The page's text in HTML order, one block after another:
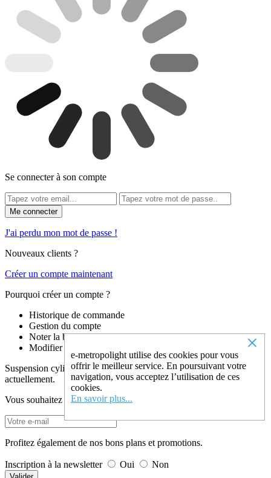
×
e-metropolight utilise des cookies pour vous
offrir le meilleur service. En poursuivant votre
navigation, vous acceptez l’utilisation de ces
cookies.
En savoir plus...
Se connecter à son compte
Me connecter
J'ai perdu mon mot de passe !
Nouveaux clients ?
Créer un compte maintenant
Pourquoi créer un compte ?
Historique de commande
Gestion du compte
Noter la boutique
Modifier son mot de passe
Suspension cylindre poivre transparent, 29 cm n'est plus disponible
actuellement.
Vous souhaitez revevoir un email dès que ce produit est en stock ?
Profitez également de nos bons plans et promotions.
Inscription à la newsletter Oui Non